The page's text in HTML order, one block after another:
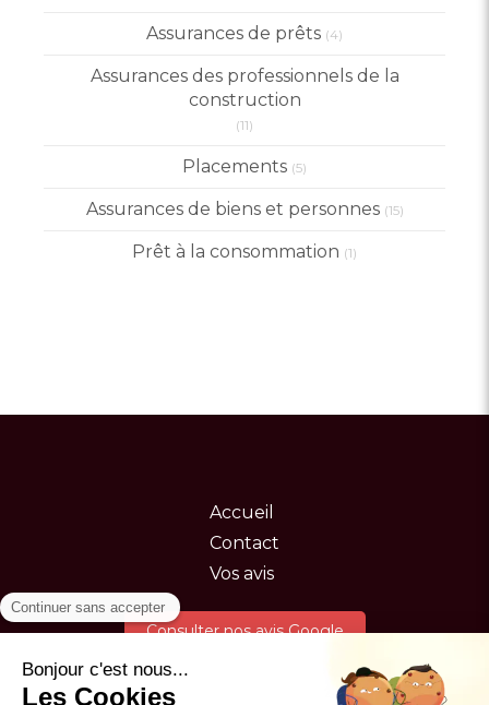
Assurances de prêts (4)
Assurances des professionnels de la
construction
(11)
Placements (5)
Assurances de biens et personnes (15)
Prêt à la consommation (1)
Accueil
Contact
Vos avis
Consulter nos avis Google